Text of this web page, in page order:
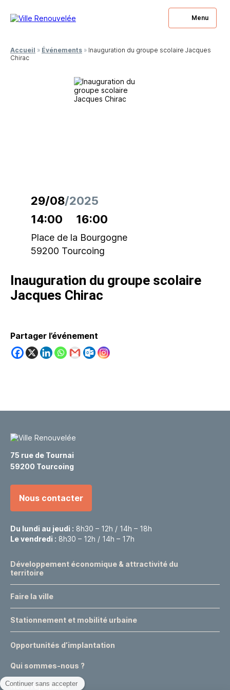
Menu
Accueil » Événements » Inauguration du groupe scolaire Jacques
Chirac
29/08/2025
14:00
16:00
Place de la Bourgogne
59200 Tourcoing
Inauguration du groupe scolaire
Jacques Chirac
Partager l’événement
75 rue de Tournai
59200 Tourcoing
Nous contacter
Du lundi au jeudi : 8h30 – 12h / 14h – 18h
Le vendredi : 8h30 – 12h / 14h – 17h
Développement économique & attractivité du
territoire
Faire la ville
Stationnement et mobilité urbaine
Opportunités d’implantation
Qui sommes-nous ?
Nous rejoindre